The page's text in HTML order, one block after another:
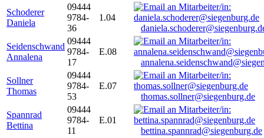
Schoderer
Daniela
09444
9784-
36
1.04
Seidenschwand
Annalena
09444
9784-
17
E.08
Sollner
Thomas
09444
9784-
53
E.07
thomas.sollner@siegenburg.de
Spannrad
Bettina
09444
9784-
11
E.01
bettina.spannrad@siegenburg.de